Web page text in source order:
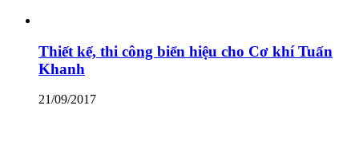
Thiết kế, thi công biển hiệu cho Cơ khí Tuấn
Khanh
21/09/2017